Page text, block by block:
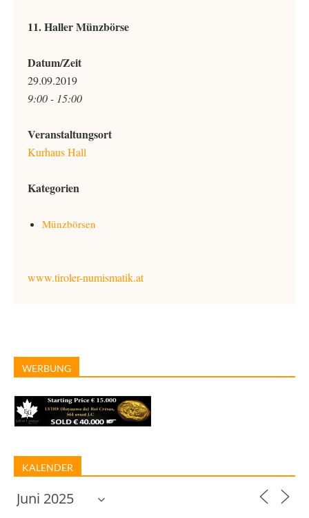
11. Haller Münzbörse
Datum/Zeit
29.09.2019
9:00 - 15:00
Veranstaltungsort
Kurhaus Hall
Kategorien
Münzbörsen
www.tiroler-numismatik.at
WERBUNG
KALENDER